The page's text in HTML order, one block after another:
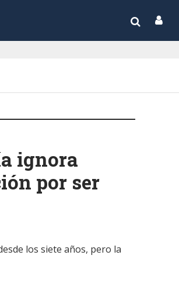
ignora
por ser
los siete años, pero la